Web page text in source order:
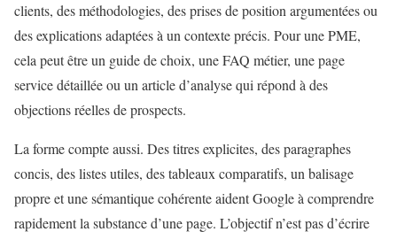
clients, des méthodologies, des prises de position argumentées ou
des explications adaptées à un contexte précis. Pour une PME,
cela peut être un guide de choix, une FAQ métier, une page
service détaillée ou un article d’analyse qui répond à des
objections réelles de prospects.
La forme compte aussi. Des titres explicites, des paragraphes
concis, des listes utiles, des tableaux comparatifs, un balisage
propre et une sémantique cohérente aident Google à comprendre
rapidement la substance d’une page. L’objectif n’est pas d’écrire